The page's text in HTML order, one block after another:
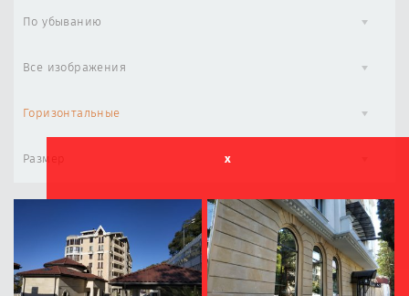
По убыванию
Все изображения
Горизонтальные
Размер x